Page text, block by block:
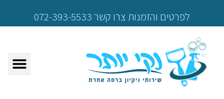
לפרטים והזמנות צרו קשר 072-393-5533